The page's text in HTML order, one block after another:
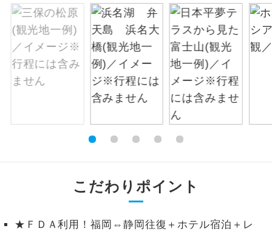
こだわりポイント
★ＦＤＡ利用！福岡⇔静岡往復＋ホテル宿泊＋レ
絶景 絶景スポットに立ち寄るコースです。
温泉 温泉地にも宿泊するコースです。
露天風呂
ご宿泊ホテルに露天風呂が付いていま
す。
ご宿泊ホテルに大浴場が付いています。
全食事付き
く）
お部屋にてゆっくりとお召し上がりいた